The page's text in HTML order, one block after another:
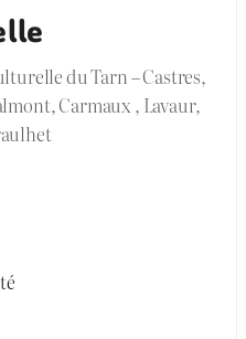
du Tarn – Castres,
Carmaux , Lavaur,